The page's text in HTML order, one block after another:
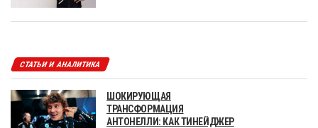
СТАТЬИ И АНАЛИТИКА
ШОКИРУЮЩАЯ
ТРАНСФОРМАЦИЯ
АНТОНЕЛЛИ: КАК ТИНЕЙДЖЕР